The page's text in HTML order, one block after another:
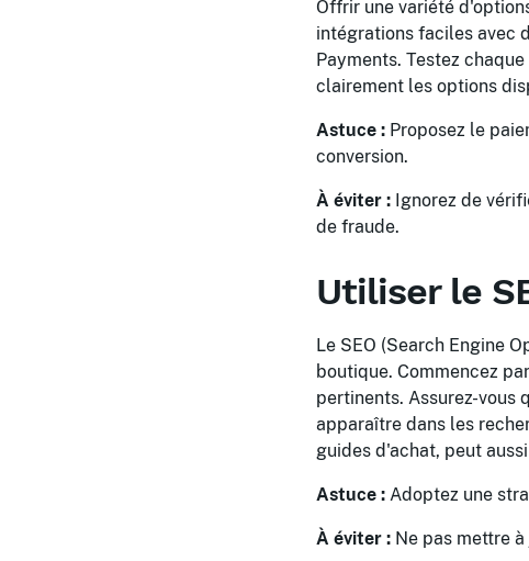
Offrir une variété
intégrations faciles avec
Payments. Testez
clairement les options
Astuce : Proposez le
conversion.
À éviter : Ignorez de
de fraude.
Utiliser le
Le SEO (Search Engine
boutique. Commencez
pertinents. Assurez-vous
apparaître dans les
guides d'achat, peut
Astuce : Adoptez une
À éviter : Ne pas mettre